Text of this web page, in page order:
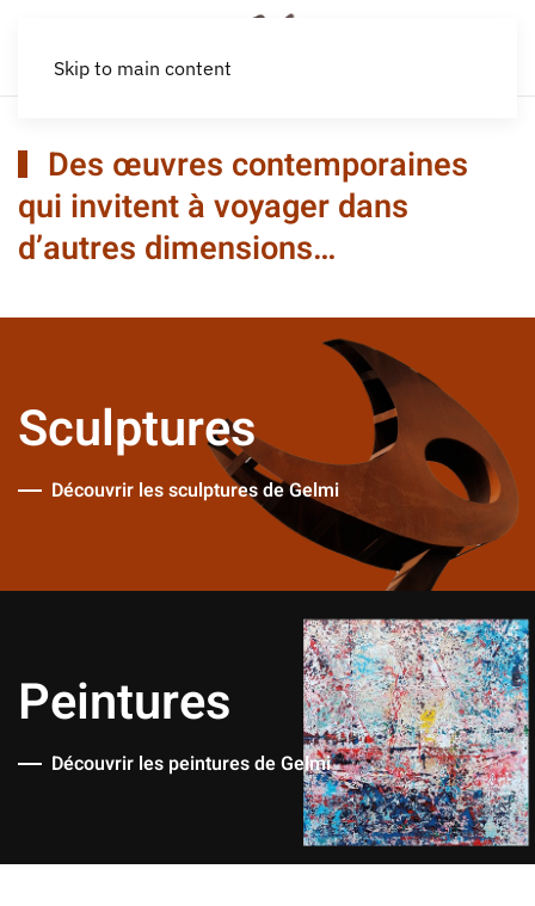
Skip to main content
Des œuvres contemporaines
qui invitent à voyager dans
d’autres dimensions…
Sculptures
Découvrir les sculptures de Gelmi
Peintures
Découvrir les peintures de Gelmi